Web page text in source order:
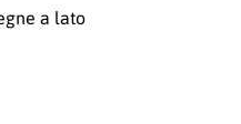
a lato